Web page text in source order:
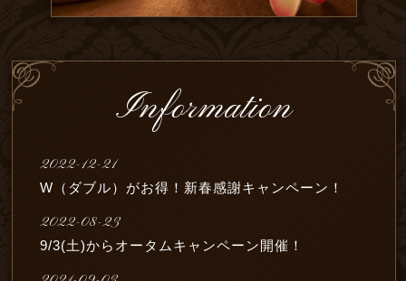
Information
2022-12-21
W（ダブル）がお得！新春感謝キャンペーン！
2022-08-23
9/3(土)からオータムキャンペーン開催！